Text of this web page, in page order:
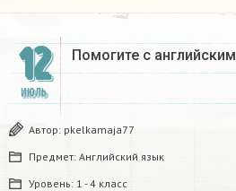
12
ИЮЛЬ
Помогите с английским
Автор: pkelkamaja77
Предмет: Английский язык
Уровень: 1 - 4 класс